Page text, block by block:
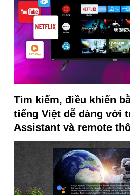
Tìm kiếm, điều khiển
tiếng Việt dễ dàng với
Assistant và remote